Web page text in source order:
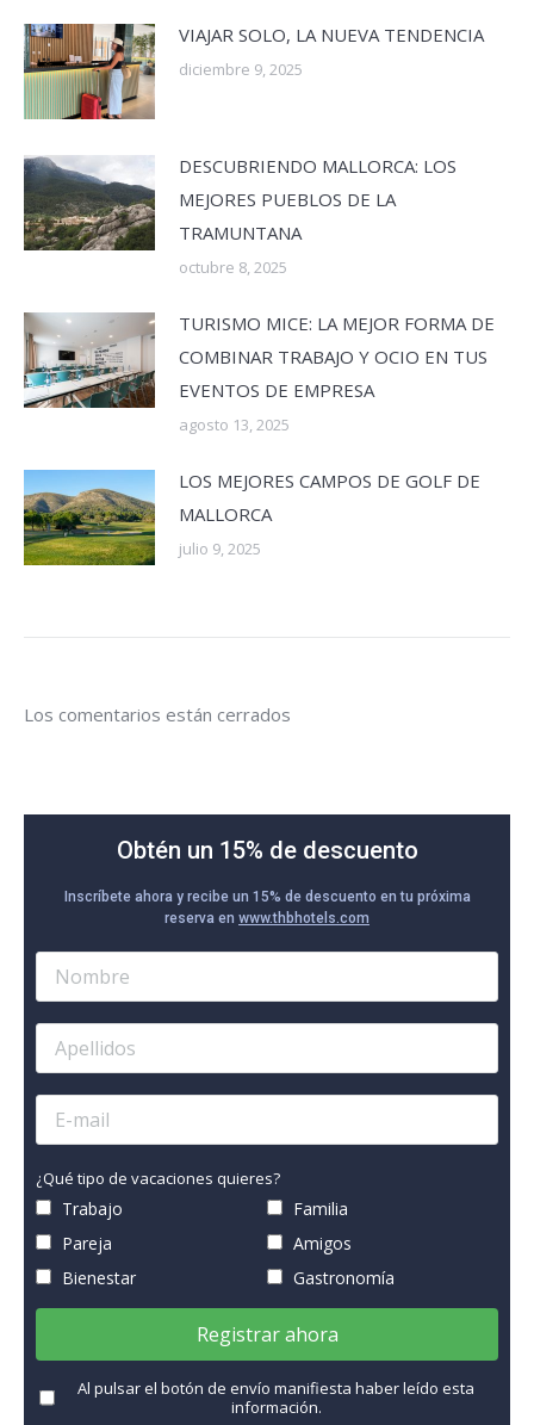
VIAJAR SOLO, LA NUEVA TENDENCIA
diciembre 9, 2025
DESCUBRIENDO MALLORCA: LOS
MEJORES PUEBLOS DE LA
TRAMUNTANA
octubre 8, 2025
TURISMO MICE: LA MEJOR FORMA DE
COMBINAR TRABAJO Y OCIO EN TUS
EVENTOS DE EMPRESA
agosto 13, 2025
LOS MEJORES CAMPOS DE GOLF DE
MALLORCA
julio 9, 2025
Los comentarios están cerrados
Obtén un 15% de descuento
Inscríbete ahora y recibe un 15% de descuento en tu próxima
reserva en www.thbhotels.com
¿Qué tipo de vacaciones quieres?
Trabajo
Familia
Pareja
Amigos
Bienestar
Gastronomía
Registrar ahora
Al pulsar el botón de envío manifiesta haber leído esta
información.